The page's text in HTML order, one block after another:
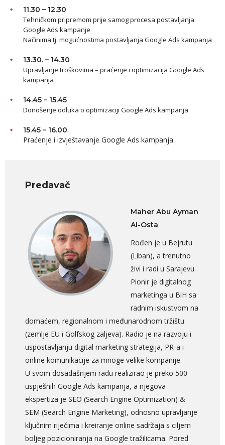
11.30 – 12.30
Tehničkom pripremom prije samog procesa postavljanja
Google Ads kampanje
Načinima tj. mogućnostima postavljanja Google Ads kampanja
13.30. – 14.30
Upravljanje troškovima – praćenje i optimizacija Google Ads
kampanja
14.45 – 15.45
Donošenje odluka o optimizaciji Google Ads kampanja
15.45 – 16.00
Praćenje i izvještavanje Google Ads kampanja
Predavač
Maher Abu Ayman
Al-Osta
Rođen je u Bejrutu
(Liban), a trenutno
živi i radi u Sarajevu.
Pionir je digitalnog
marketinga u BiH sa
radnim iskustvom na
domaćem, regionalnom i međunarodnom tržištu
(zemlje EU i Golfskog zaljeva). Radio je na razvoju i
uspostavljanju digital marketing strategija, PR-a i
online komunikacije za mnoge velike kompanije.
U svom dosadašnjem radu realizirao je preko 500
uspješnih Google Ads kampanja, a njegova
ekspertiza je SEO (Search Engine Optimization) &
SEM (Search Engine Marketing), odnosno upravljanje
ključnim riječima i kreiranje online sadržaja s ciljem
boljeg pozicioniranja na Google tražilicama. Pored